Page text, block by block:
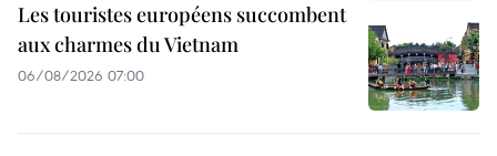
Les touristes européens succombent
aux charmes du Vietnam
06/08/2026 07:00